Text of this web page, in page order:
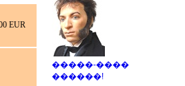
EUR
�����-����
������!